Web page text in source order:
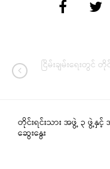
ငြိမ်းချမ်းရေးတွင်
တိုင်းရင်းသား အဖွဲ့ ၃ ဖွဲ့နှင့်
ဆွေးနွေး